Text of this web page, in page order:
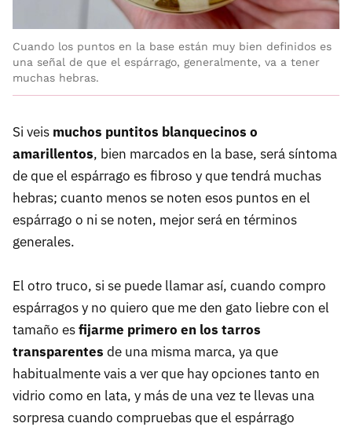
Cuando los puntos en la base están muy bien definidos es
una señal de que el espárrago, generalmente, va a tener
muchas hebras.
Si veis muchos puntitos blanquecinos o
amarillentos, bien marcados en la base, será síntoma
de que el espárrago es fibroso y que tendrá muchas
hebras; cuanto menos se noten esos puntos en el
espárrago o ni se noten, mejor será en términos
generales.
El otro truco, si se puede llamar así, cuando compro
espárragos y no quiero que me den gato liebre con el
tamaño esfijarme primero en los tarros
transparentes de una misma marca, ya que
habitualmente vais a ver que hay opciones tanto en
vidrio como en lata, y más de una vez te llevas una
sorpresa cuando compruebas que el espárrago